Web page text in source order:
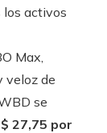
los activos
Max,
veloz de
se
27,75 por